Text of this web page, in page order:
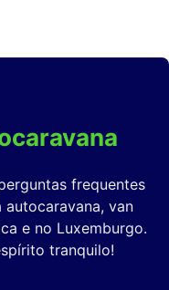
frequentes
van
e no Luxemburgo.
tranquilo!